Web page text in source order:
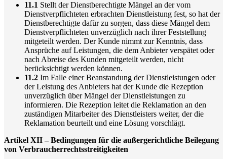
11.1 Stellt der Dienstberechtigte Mängel an der vom
Dienstverpflichteten erbrachten Dienstleistung fest, so hat der
Dienstberechtigte dafür zu sorgen, dass diese Mängel dem
Dienstverpflichteten unverzüglich nach ihrer Feststellung
mitgeteilt werden. Der Kunde nimmt zur Kenntnis, dass
Ansprüche auf Leistungen, die dem Anbieter verspätet oder
nach Abreise des Kunden mitgeteilt werden, nicht
berücksichtigt werden können.
11.2 Im Falle einer Beanstandung der Dienstleistungen oder
der Leistung des Anbieters hat der Kunde die Rezeption
unverzüglich über Mängel der Dienstleistungen zu
informieren. Die Rezeption leitet die Reklamation an den
zuständigen Mitarbeiter des Dienstleisters weiter, der die
Reklamation beurteilt und eine Lösung vorschlägt.
Artikel XII – Bedingungen für die außergerichtliche Beilegung
von Verbraucherrechtsstreitigkeiten